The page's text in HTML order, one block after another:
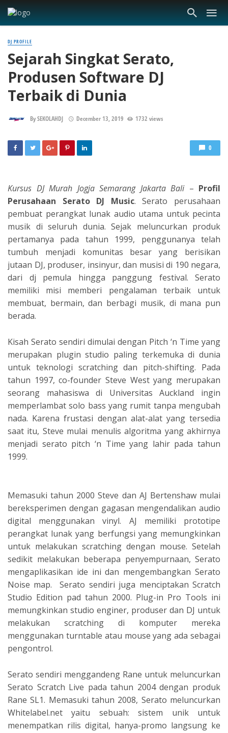
DJ PROFILE
Sejarah Singkat Serato,
Produsen Software DJ
Terbaik di Dunia
BySEKOLAHDJ December 13, 2019 1732 views
0
Kursus DJ Murah Jogja Semarang Jakarta Bali– Profil
Perusahaan Serato DJ Music. Serato perusahaan
pembuat perangkat lunak audio utama untuk pecinta
musik di seluruh dunia. Sejak meluncurkan produk
pertamanya pada tahun 1999, penggunanya telah
tumbuh menjadi komunitas besar yang berisikan
jutaan DJ, produser, insinyur, dan musisi di 190 negara,
dari dj pemula hingga panggung festival. Serato
memiliki misi memberi pengalaman terbaik untuk
membuat, bermain, dan berbagi musik, di mana pun
berada.
Kisah Serato sendiri dimulai dengan Pitch ‘n Time yang
merupakan plugin studio paling terkemuka di dunia
untuk teknologi scratching dan pitch-shifting. Pada
tahun 1997, co-founder Steve West yang merupakan
seorang mahasiswa di Universitas Auckland ingin
memperlambat solo bass yang rumit tanpa mengubah
nada. Karena frustasi dengan alat-alat yang tersedia
saat itu, Steve mulai menulis algoritma yang akhirnya
menjadi serato pitch ‘n Time yang lahir pada tahun
1999.
Memasuki tahun 2000 Steve dan AJ Bertenshaw mulai
bereksperimen dengan gagasan mengendalikan audio
digital menggunakan vinyl. AJ memiliki prototipe
perangkat lunak yang berfungsi yang memungkinkan
untuk melakukan scratching dengan mouse. Setelah
sedikit melakukan beberapa penyempurnaan, Serato
mengaplikasikan ide ini dan mengembangkan Serato
Noise map. Serato sendiri juga menciptakan Scratch
Studio Edition pad tahun 2000. Plug-in Pro Tools ini
memungkinkan studio enginer, produser dan DJ untuk
melakukan scratching di komputer mereka
menggunakan turntable atau mouse yang ada sebagai
pengontrol.
Serato sendiri menggandeng Rane untuk meluncurkan
Serato Scratch Live pada tahun 2004 dengan produk
Rane SL1. Memasuki tahun 2008, Serato meluncurkan
Whitelabel.net yaitu sebuah: sistem unik untuk
menempatkan rilis digital, hanya-promo langsung ke